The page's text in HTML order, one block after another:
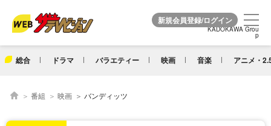
KADOKAWA Grou
p
総合 ドラマ バラエティー 映画 音楽 アニメ・
KADOKAWA Grou
p
番組 映画 バンディッツ